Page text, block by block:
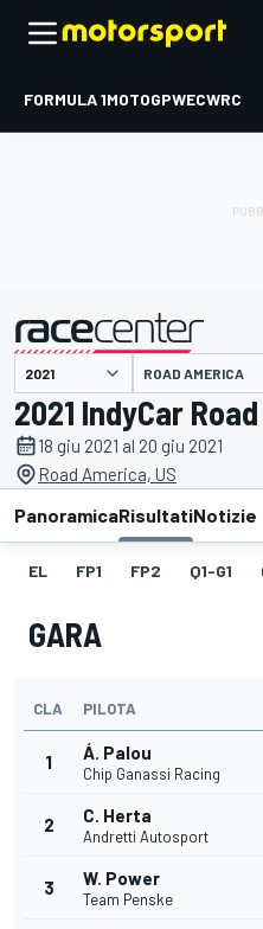
FORMULA 1MOTOGPWECWRC
presentato da ROAD AMERICA
2021 IndyCar
18 giu 2021 al 20 giu 2021
Road America, US
PanoramicaRisultatiNotizie
EL FP1 FP2 Q1-G1
GARA
CLA PILOTA
1 Á. Palou
Chip Ganassi Racing
2 C. Herta
Andretti Autosport
3 W. Power
Team Penske